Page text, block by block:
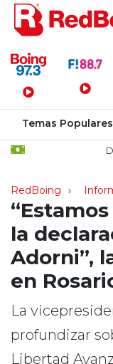
Menú
Temas Populares
Dólar
RedBoing
la
Adorni”,
en
La
profundizar
Libertad